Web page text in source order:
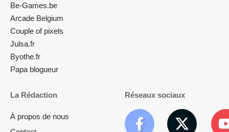
Be-Games.be
Arcade Belgium
Couple of pixels
Julsa.fr
Byothe.fr
Papa blogueur
La Rédaction
À propos de nous
Réseaux sociaux